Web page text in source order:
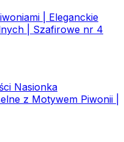
| Eleganckie
| Szafirowe nr 4
Nasionka
z Motywem Piwonii |